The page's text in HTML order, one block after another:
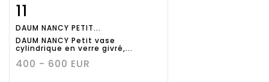
détaillée
11
DAUM NANCY PETIT...
DAUM NANCY Petit vase
cylindrique en verre givré,...
400 - 600 EUR